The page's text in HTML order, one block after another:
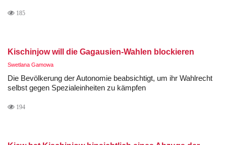
185
Kischinjow will die Gagausien-Wahlen blockieren
Swetlana Gamowa
Die Bevölkerung der Autonomie beabsichtigt, um ihr Wahlrecht
selbst gegen Spezialeinheiten zu kämpfen
194